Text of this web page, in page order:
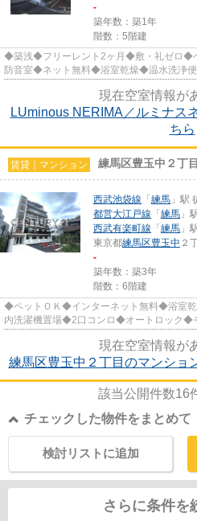
-
築年数：築1年
階数：5階建
◆築浅◆フリーレント2ヶ月◆敷・礼ゼロ◆
防音室◆ネット無料◆浴室乾燥◆温水洗浄
現在空室情報が
LUminous NERIMA／ルミナス
ちら
賃貸｜マンション 練馬区豊玉中２丁
西武池袋線 「 練馬 」駅
都営大江戸線 「 練馬 」
西武有楽町線 「 練馬 」
東京都練馬区豊玉中 ２
-
築年数：築3年
階数：6階建
◆ペットＯＫ◆インターネット無料◆浴室
内洗濯機置場◆2口コンロ◆オートロック◆
現在空室情報が
練馬区豊玉中２丁目のマンショ
該当公開件数16
チェックした物件をまとめて
検討リストに追加
さらに条件を